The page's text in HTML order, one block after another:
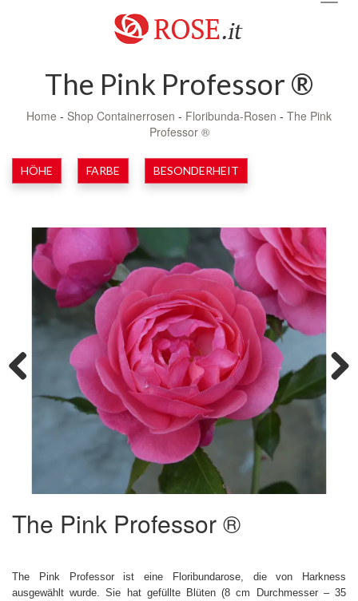
The Pink Professor ®
Home - Shop Containerrosen - Floribunda-Rosen - The Pink
Professor ®
HÖHE FARBE BESONDERHEIT
Previous
The Pink Professor ®
The Pink Professor ist eine Floribundarose, die von Harkness
ausgewählt wurde. Sie hat gefüllte Blüten (8 cm Durchmesser – 35